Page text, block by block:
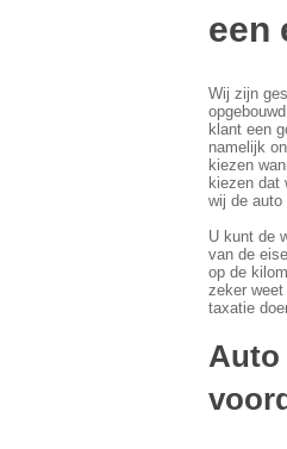
een
Wij zijn
klant een
namelijk
kiezen
kiezen dat
wij de auto
U kunt de
van de
op de
zeker
taxatie
Auto